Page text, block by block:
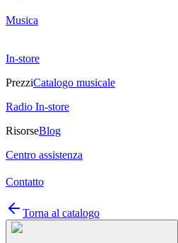
Musica
In-store
PrezziCatalogo musicale
Radio In-store
RisorseBlog
Centro assistenza
Contatto
Torna al catalogo